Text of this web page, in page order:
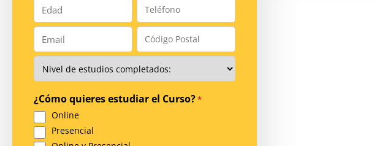
Número
*
Teléfono
Email
*
Código
Postal
*
Nivel
de
Estudios
*
¿Cómo quieres estudiar el Curso?*
Online
Presencial